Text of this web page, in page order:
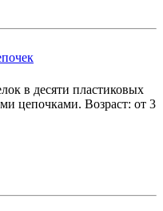
в десяти пластиковых
цепочками. Возраст: от 3